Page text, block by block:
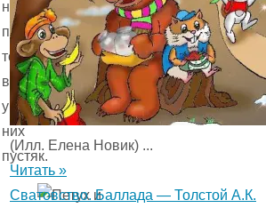
не
поймут,
то
все
у
них
пустяк.
(Илл. Елена Новик) ...
Читать »
Сватовство. Баллада — Толстой А.К.